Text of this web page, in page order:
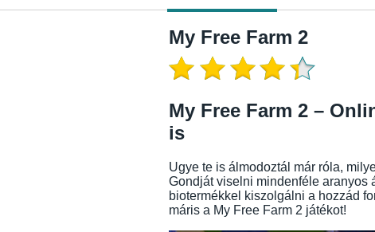
My Free Farm 2
My Free Farm 2 –
is
Ugye te is álmodoztál már róla,
Gondját viselni mindenféle aranyos
biotermékkel kiszolgálni a hozzád
máris a My Free Farm 2 játékot!